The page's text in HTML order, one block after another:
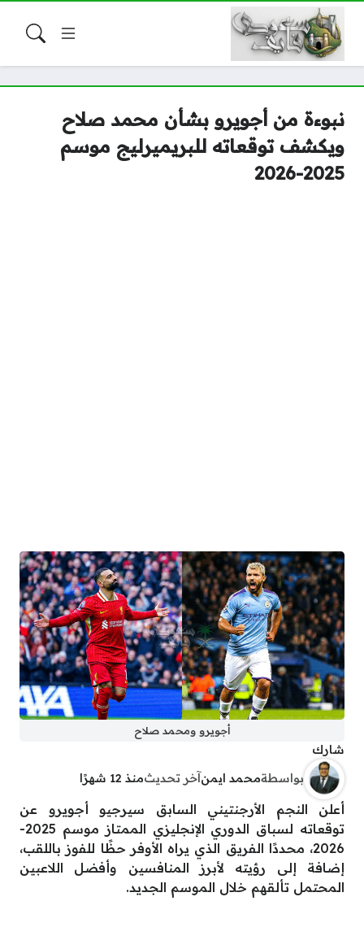
نبوءة من أجويرو بشأن محمد صلاح
ويكشف توقعاته للبريميرليج موسم
2025-2026
أجويرو ومحمد صلاح
شارك
بواسطةمحمد ايمن آخر تحديثمنذ 12 شهرًا
أعلن النجم الأرجنتيني السابق سيرجيو أجويرو عن
توقعاته لسباق الدوري الإنجليزي الممتاز موسم 2025-
2026، محددًا الفريق الذي يراه الأوفر حظًا للفوز باللقب،
إضافة إلى رؤيته لأبرز المنافسين وأفضل اللاعبين
المحتمل تألقهم خلال الموسم الجديد.